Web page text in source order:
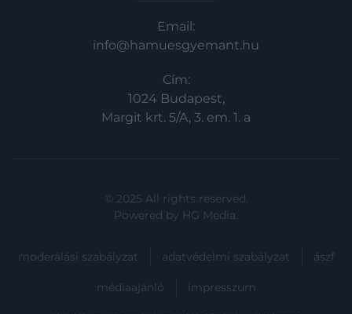
Email:
info@hamuesgyemant.hu
Cím:
1024 Budapest,
Margit krt. 5/A, 3. em. 1. a
© 2025 All rights reserved.
Powered by HG Media.
moderálási szabályzat adatvédelmi szabályzat ászf
médiaajánló impresszum